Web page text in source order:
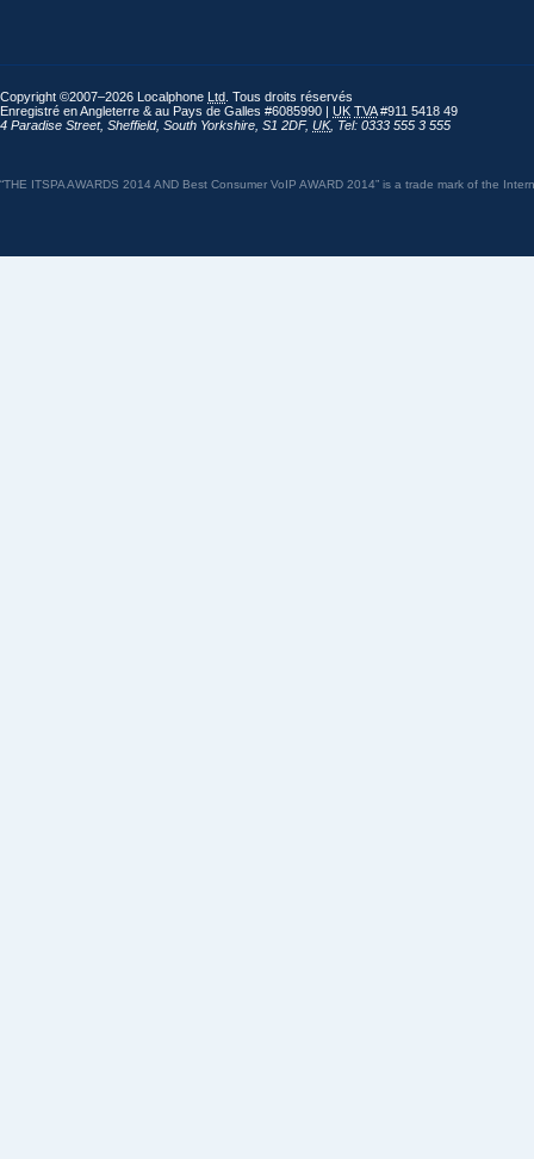
Copyright ©2007–2026 Localphone Ltd . Tous droits réservés
Enregistré en Angleterre & au Pays de Galles #6085990 | UK TVA#911 5418 49
4 Paradise Street, Sheffield, South Yorkshire S1 2DF, UK, Tel: 0333 555 3 555
“THE ITSPA AWARDS 2014 AND Best Consumer VoIP AWARD 2014” is a trade mark of the